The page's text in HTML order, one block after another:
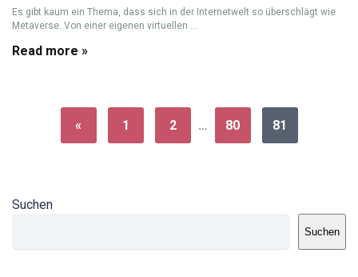
Es gibt kaum ein Thema, dass sich in der Internetwelt so überschlägt wie
Metaverse. Von einer eigenen virtuellen ...
Read more »
« 1 2 … 80 81
Suchen
Suchen